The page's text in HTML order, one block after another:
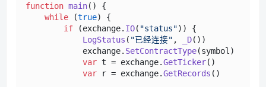
function main( ) {
while (true) {
if (exchange. IO( "status")) {
LogStatus ( "已经连接" , _D())
            exchange.
SetContractType(symbol)
var t = exchange.GetTicker()
var r = exchange.GetRecords